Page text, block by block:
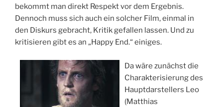
bekommt man direkt Respekt vor dem Ergebnis.
Dennoch muss sich auch ein solcher Film, einmal in
den Diskurs gebracht, Kritik gefallen lassen. Und zu
kritisieren gibt es an „Happy End.“ einiges.
Da wäre zunächst die
Charakterisierung des
Hauptdarstellers Leo
(Matthias